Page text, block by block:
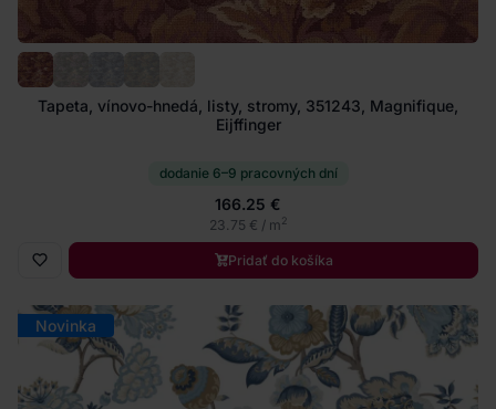
Tapeta, vínovo-hnedá, listy, stromy, 351243, Magnifique,
Eijffinger
dodanie 6–9 pracovných dní
166.25 €
23.75 € / m2
Pridať do košíka
Novinka